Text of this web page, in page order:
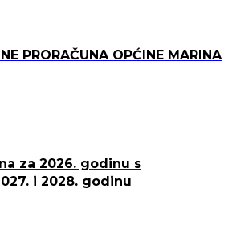
PRORAČUNA OPĆINE MARINA
za 2026. godinu s
i 2028. godinu